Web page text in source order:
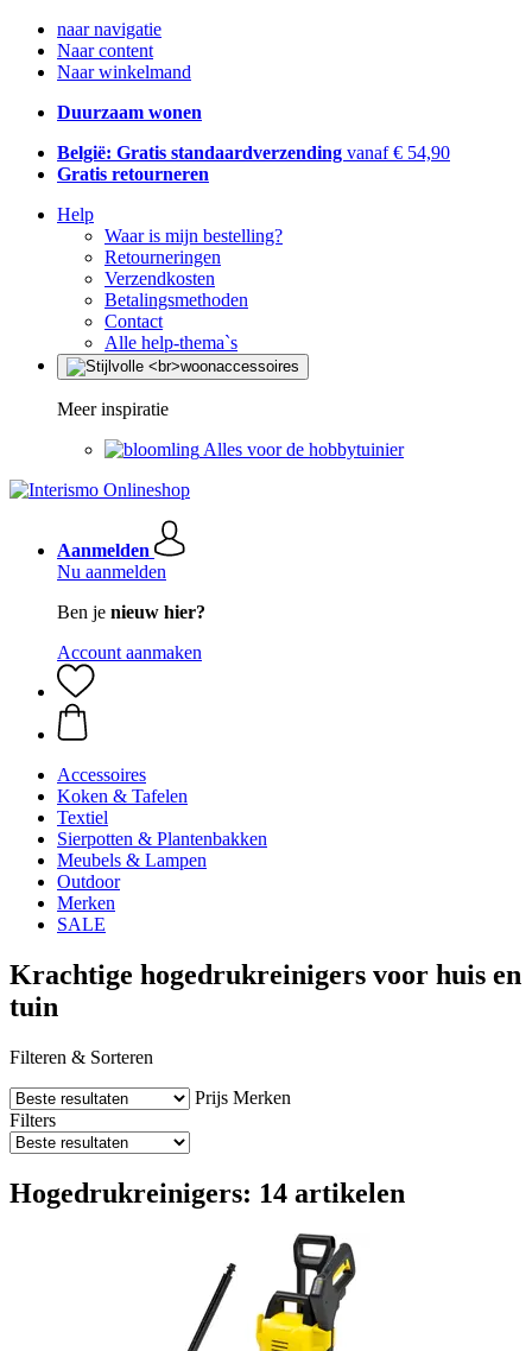
naar navigatie
Naar content
Naar winkelmand
Duurzaam wonen
België: Gratis standaardverzending vanaf € 54,90
Gratis retourneren
Help
Waar is mijn bestelling?
Retourneringen
Verzendkosten
Betalingsmethoden
Contact
Alle help-thema`s
Meer inspiratie
Alles voor de hobbytuinier
Aanmelden
Nu aanmelden
Ben je nieuw hier?
Account aanmaken
Accessoires
Koken & Tafelen
Textiel
Sierpotten & Plantenbakken
Meubels & Lampen
Outdoor
Merken
SALE
Krachtige hogedrukreinigers voor huis en
tuin
Filteren & Sorteren
Prijs Merken
Filters
Hogedrukreinigers: 14 artikelen